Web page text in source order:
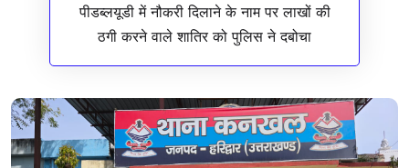
पीडब्लयूडी में नौकरी दिलाने के नाम पर लाखों की
ठगी करने वाले शातिर को पुलिस ने दबोचा